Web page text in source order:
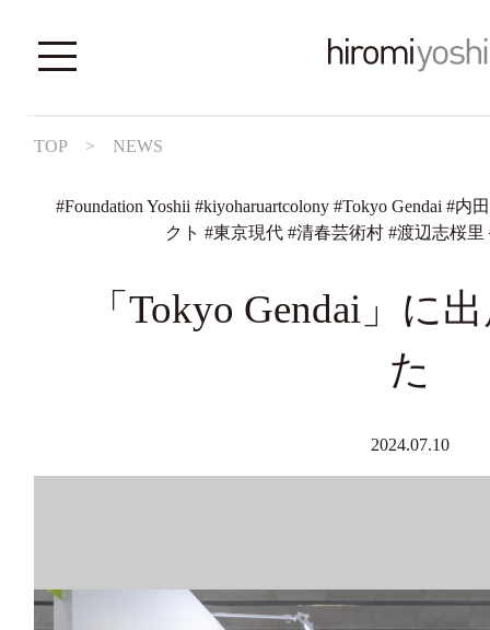
TOP > NEWS
#Foundation Yoshii #kiyoharuartcolony#Tokyo Gendai #内
クト #東京現代 #清春芸術村 #渡辺志桜里
「Tokyo Gendai」に
た
2024.07.10